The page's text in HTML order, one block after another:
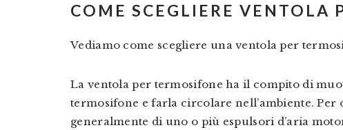
COME SCEGLIERE VENTOLA
Vediamo come scegliere una ventola per
La ventola per termosifone ha il compito di
termosifone e farla circolare nell’ambiente. Per
generalmente di uno o più espulsori d’aria